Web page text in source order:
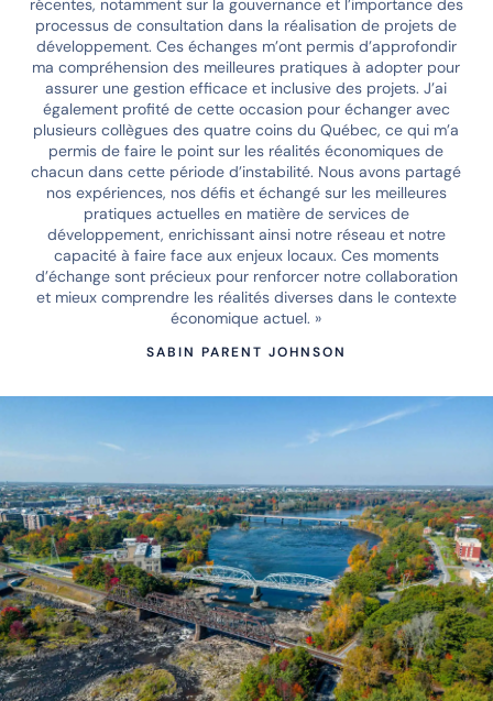
récentes, notamment sur la gouvernance et l’importance des
processus de consultation dans la réalisation de projets de
développement. Ces échanges m’ont permis d’approfondir
ma compréhension des meilleures pratiques à adopter pour
assurer une gestion efficace et inclusive des projets. J’ai
également profité de cette occasion pour échanger avec
plusieurs collègues des quatre coins du Québec, ce qui m’a
permis de faire le point sur les réalités économiques de
chacun dans cette période d’instabilité. Nous avons partagé
nos expériences, nos défis et échangé sur les meilleures
pratiques actuelles en matière de services de
développement, enrichissant ainsi notre réseau et notre
capacité à faire face aux enjeux locaux. Ces moments
d’échange sont précieux pour renforcer notre collaboration
et mieux comprendre les réalités diverses dans le contexte
économique actuel. »
SABIN PARENT JOHNSON